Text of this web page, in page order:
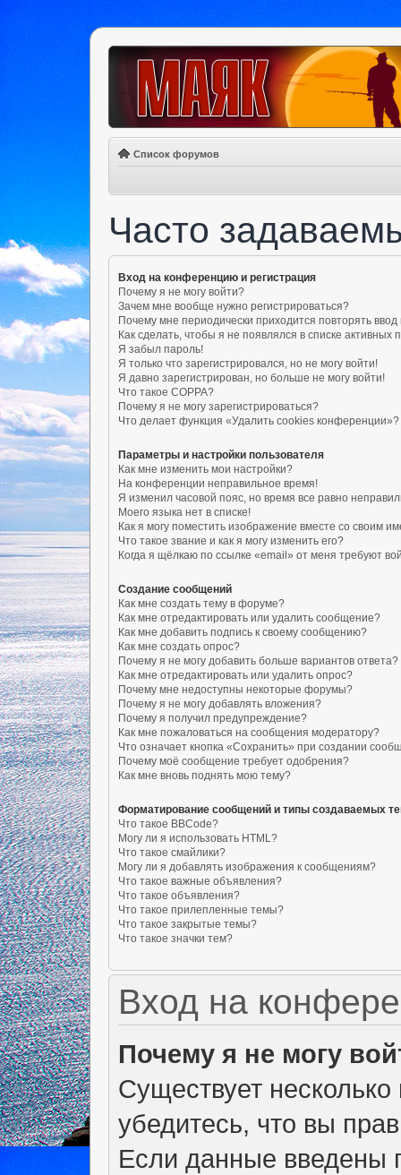
Список форумов
Часто
Вход на конференцию и регистрация
Почему я не могу войти?
Зачем мне вообще нужно регистрироваться?
Почему мне периодически приходится повторять
Как сделать, чтобы я не появлялся в списке активных
Я забыл пароль!
Я только что зарегистрировался, но не могу войти!
Я давно зарегистрирован, но больше не могу войти!
Что такое COPPA?
Почему я не могу зарегистрироваться?
Что делает функция «Удалить cookies конференции»?
Параметры и настройки пользователя
Как мне изменить мои настройки?
На конференции неправильное время!
Я изменил часовой пояс, но время все равно
Моего языка нет в списке!
Как я могу поместить изображение вместе со своим
Что такое звание и как я могу изменить его?
Когда я щёлкаю по ссылке «email» от меня требуют
Создание сообщений
Как мне создать тему в форуме?
Как мне отредактировать или удалить сообщение?
Как мне добавить подпись к своему сообщению?
Как мне создать опрос?
Почему я не могу добавить больше вариантов ответа?
Как мне отредактировать или удалить опрос?
Почему мне недоступны некоторые форумы?
Почему я не могу добавлять вложения?
Почему я получил предупреждение?
Как мне пожаловаться на сообщения модератору?
Что означает кнопка «Сохранить» при создании
Почему моё сообщение требует одобрения?
Как мне вновь поднять мою тему?
Форматирование сообщений и типы создаваемых
Что такое BBCode?
Могу ли я использовать HTML?
Что такое смайлики?
Могу ли я добавлять изображения к сообщениям?
Что такое важные объявления?
Что такое объявления?
Что такое прилепленные темы?
Что такое закрытые темы?
Что такое значки тем?
Вход на
Почему я не могу
Существует
убедитесь, что вы
Если данные введены